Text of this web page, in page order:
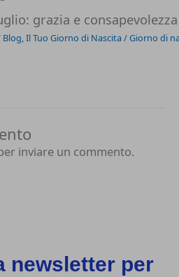
grazia e consapevolezza
Blog ,Il Tuo Giorno di Nascita /Giorno di
inviare un commento.
newsletter per